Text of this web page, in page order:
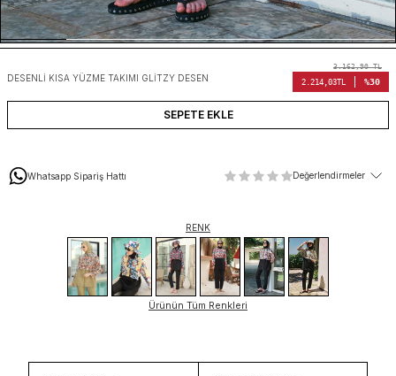
DESENLI KISA YÜZME TAKIMI GLITZY DESEN
3.162,90TL
2.214,03TL %30
SEPETE EKLE
Whatsapp Sipariş Hattı Değerlendirmeler
RENK
Ürünün Tüm Renkleri